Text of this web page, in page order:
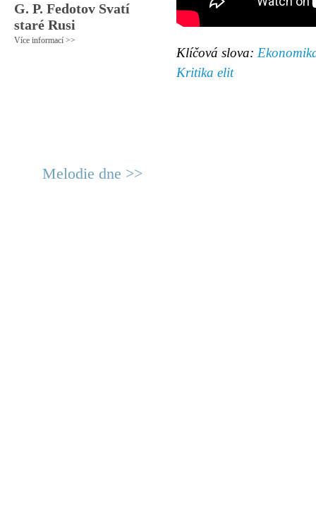
G. P. Fedotov Svatí
staré Rusi
Více informací >>
Melodie dne >>
Klíčová slova:
Kritika elit